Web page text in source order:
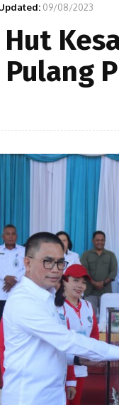
09/08/2023